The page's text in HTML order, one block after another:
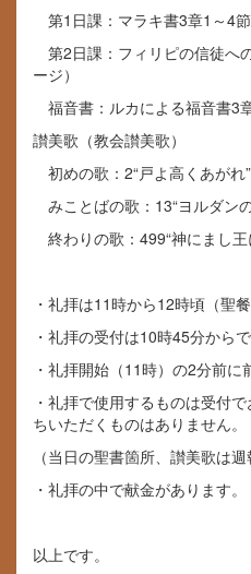
第1日課：マラキ書3章1～4節
第2日課：フィリピの信徒へ
ージ）
福音書：ルカによる福音書3
讃美歌（教会讃美歌）
初めの歌：2“戸よ高くあがれ”
みことばの歌：13“ヨルダン
終わりの歌：499“神にまし王
・礼拝は11時から12時頃（聖
・礼拝の受付は10時45分からで
・礼拝開始（11時）の2分前に
・礼拝で使用するものは受付
ちいただくものはありません。
（当日の聖書箇所、讃美歌は
・礼拝の中で献金があります。
以上です。